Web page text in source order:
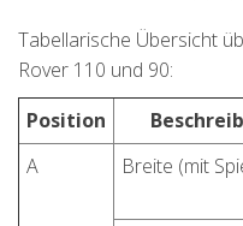
Tabellarische Übersicht
Rover 110 und 90:
Position
A
Breite (mit